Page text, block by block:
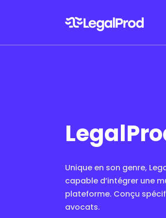
Unique en son genre,
capable d’intégrer une
plateforme. Conçu
avocats.